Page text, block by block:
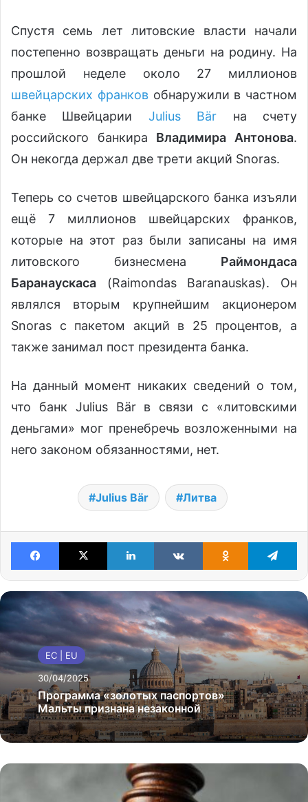
Спустя семь лет литовские власти начали
постепенно возвращать деньги на родину. На
прошлой неделе около 27 миллионов
швейцарских франковобнаружили в частном
банке Швейцарии Julius Bär на счету
российского банкира Владимира Антонова.
Он некогда держал две трети акций Snoras.
Теперь со счетов швейцарского банка изъяли
ещё 7 миллионов швейцарских франков,
которые на этот раз были записаны на имя
литовского бизнесмена Раймондаса
Баранаускаса (Raimondas Baranauskas). Он
являлся вторым крупнейшим акционером
Snoras с пакетом акций в 25 процентов, а
также занимал пост президента банка.
На данный момент никаких сведений о том,
что банк Julius Bär в связи с «литовскими
деньгами» мог пренебречь возложенными на
него законом обязанностями, нет.
Julius Bär Литва
Facebook X LinkedIn VKontakteOdnoklassniki
ЕС | EU
30/04/2025
Программа «золотых паспортов»
Мальты признана незаконной